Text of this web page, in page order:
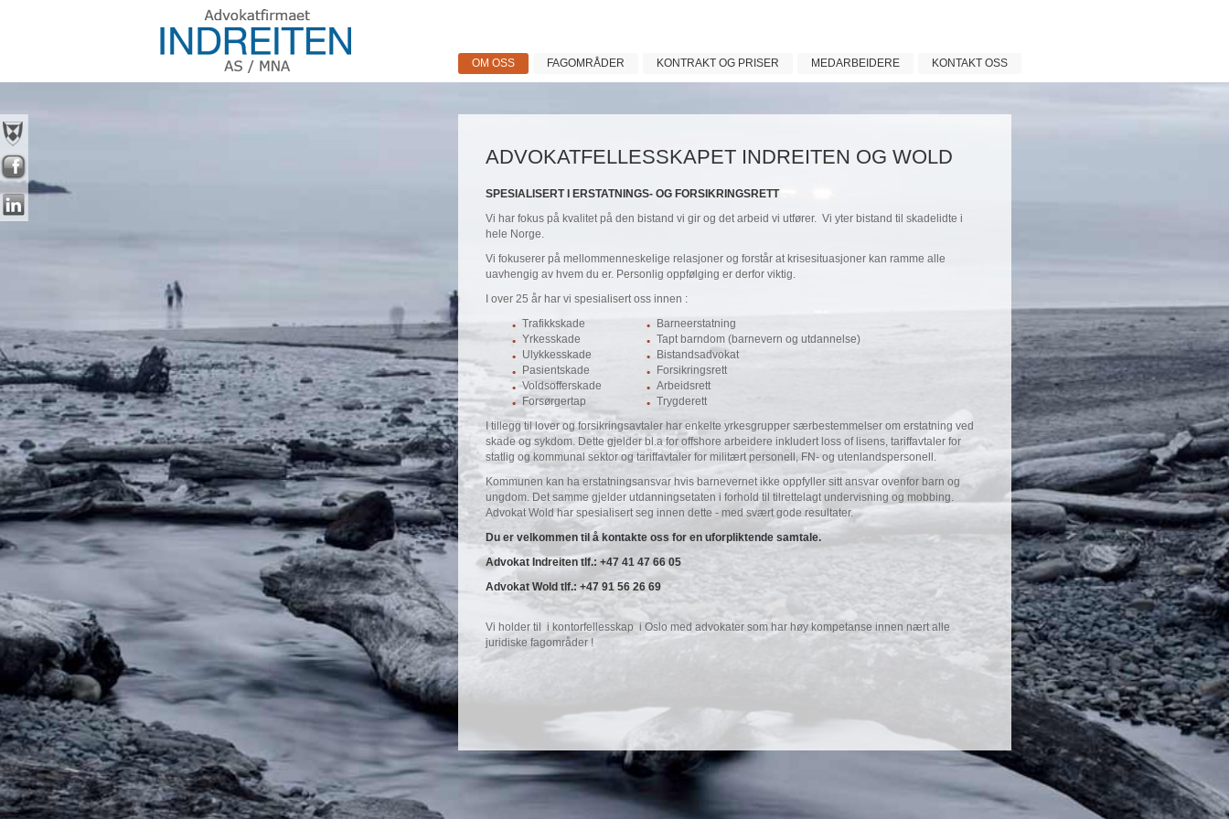
OM OSS FAGOMRÅDER KONTRAKT OG PRISER MEDARBEIDERE KONTAKT OSS
ADVOKATFELLESSKAPET INDREITEN OG WOLD
SPESIALISERT I ERSTATNINGS- OG FORSIKRINGSRETT
Vi har fokus på kvalitet på den bistand vi gir og det arbeid vi utfører. Vi yter bistand til skadelidte i
hele Norge.
Vi fokuserer på mellommenneskelige relasjoner og forstår at krisesituasjoner kan ramme alle
uavhengig av hvem du er. Personlig oppfølging er derfor viktig.
I over 25 år har vi spesialisert oss innen :
Trafikkskade
Yrkesskade
Ulykkesskade
Pasientskade
Voldsofferskade
Forsørgertap
Barneerstatning
Tapt barndom (barnevern og utdannelse)
Bistandsadvokat
Forsikringsrett
Arbeidsrett
Trygderett
I tillegg til lover og forsikringsavtaler har enkelte yrkesgrupper særbestemmelser om erstatning ved
skade og sykdom. Dette gjelder bl.a for offshore arbeidere inkludert loss of lisens, tariffavtaler for
statlig og kommunal sektor og tariffavtaler for militært personell, FN- og utenlandspersonell.
Kommunen kan ha erstatningsansvar hvis barnevernet ikke oppfyller sitt ansvar ovenfor barn og
ungdom. Det samme gjelder utdanningsetaten i forhold til tilrettelagt undervisning og mobbing.
Advokat Wold har spesialisert seg innen dette - med svært gode resultater.
Du er velkommen til å kontakte oss for en uforpliktende samtale.
Advokat Indreiten tlf.: +47 41 47 66 05
Advokat Wold tlf.: +47 91 56 26 69
Vi holder til i kontorfellesskap i Oslo med advokater som har høy kompetanse innen nært alle
juridiske fagområder !